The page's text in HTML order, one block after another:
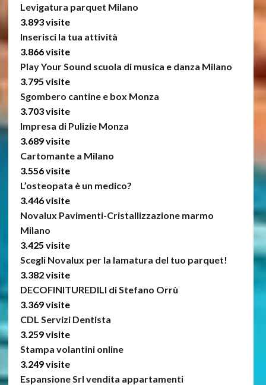
Levigatura parquet Milano
3.893 visite
Inserisci la tua attività
3.866 visite
Play Your Sound scuola di musica e danza Milano
3.795 visite
Sgombero cantine e box Monza
3.703 visite
Impresa di Pulizie Monza
3.689 visite
Cartomante a Milano
3.556 visite
L’osteopata è un medico?
3.446 visite
Novalux Pavimenti-Cristallizzazione marmo
Milano
3.425 visite
Scegli Novalux per la lamatura del tuo parquet!
3.382 visite
DECOFINITUREDILI di Stefano Orrù
3.369 visite
CDL Servizi Dentista
3.259 visite
Stampa volantini online
3.249 visite
Espansione Srl vendita appartamenti